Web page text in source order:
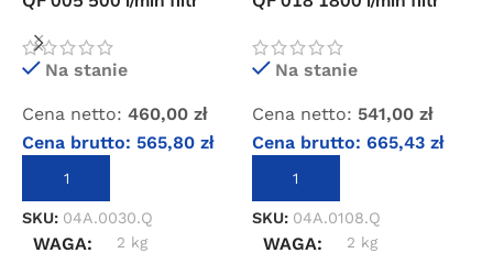
powietrza
Na stanie
Cena netto: 460,00 zł
Cena brutto: 565,80 zł
DODAJ DO KOSZYKA
SKU: 04A.0030.Q
WAGA 2 kg
powietrza
Na stanie
Cena netto: 541,00 zł
Cena brutto: 665,43 zł
DODAJ DO KOSZYKA
SKU: 04A.0108.Q
WAGA 2 kg